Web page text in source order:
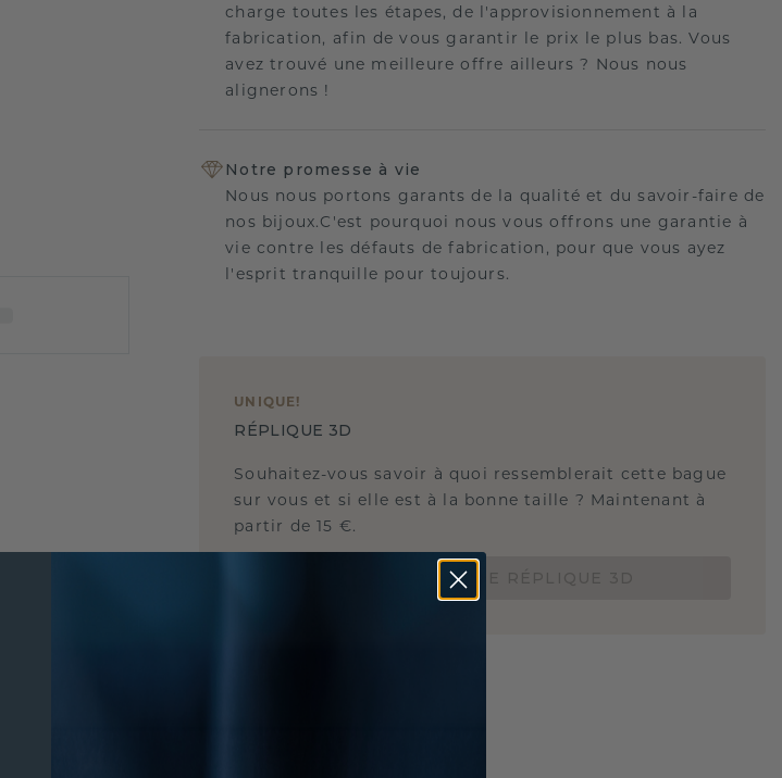
charge toutes les étapes, de l'approvisionnement à la
fabrication, afin de vous garantir le prix le plus bas. Vous
avez trouvé une meilleure offre ailleurs ? Nous nous
alignerons !
Notre promesse à vie
Nous nous portons garants de la qualité et du savoir-faire de
nos bijoux.C'est pourquoi nous vous offrons une garantie à
vie contre les défauts de fabrication, pour que vous ayez
l'esprit tranquille pour toujours.
UNIQUE !
RÉPLIQUE 3D
Souhaitez-vous savoir à quoi ressemblerait cette bague
sur vous et si elle est à la bonne taille ? Maintenant à
partir de 15 €.
COMMANDEZ UNE RÉPLIQUE 3D